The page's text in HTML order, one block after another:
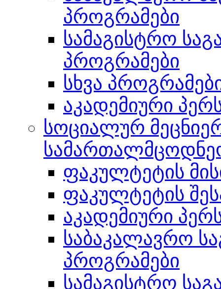
პროგრამები
სამაგისტრო
პროგრამები
სხვა
აკადემიური
სოციალურ
ფაკულტეტის
ფაკულტეტის
აკადემიური
საბაკალავრო
პროგრამები
სამაგისტრო